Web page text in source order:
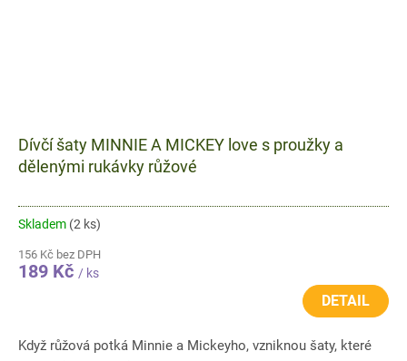
Dívčí šaty MINNIE A MICKEY love s proužky a
dělenými rukávky růžové
Skladem (2 ks)
156 Kč bez DPH
189 Kč / ks
DETAIL
Když růžová potká Minnie a Mickeyho, vzniknou šaty, které